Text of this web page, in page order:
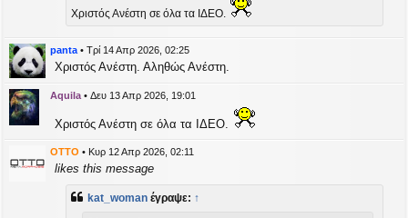
Χριστός Ανέστη σε όλα τα ΙΔΕΟ.
panta • Τρί 14 Απρ 2026, 02:25
Χριστός Ανέστη. Αληθώς Ανέστη.
Aquila • Δευ 13 Απρ 2026, 19:01
Χριστός Ανέστη σε όλα τα ΙΔΕΟ.
OTTO • Κυρ 12 Απρ 2026, 02:11
likes this message
kat_woman έγραψε: ↑